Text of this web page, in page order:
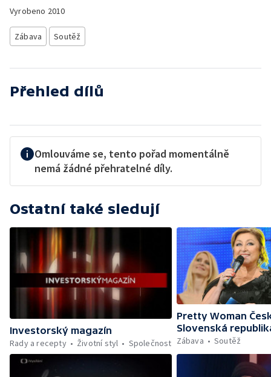
Vyrobeno 2010
Zábava Soutěž
Přehled dílů
Omlouváme se, tento pořad momentálně
nemá žádné přehratelné díly.
Ostatní také sledují
Investorský magazín
Rady a recepty
Životní styl Společnost
Pretty Woman
Slovenská
Zábava
Soutěž